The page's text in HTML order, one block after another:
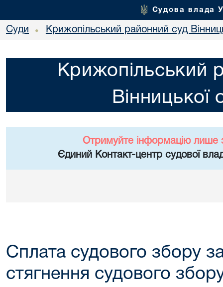
Судова влада
Суди • Крижопільський районний суд
Крижопільський
Вінницької
Отримуйте інформацію лише
Єдиний Контакт-центр судової
Сплата судового збору
стягнення судового